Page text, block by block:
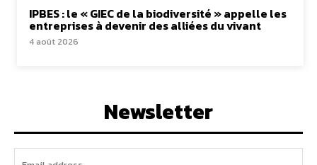
IPBES : le « GIEC de la biodiversité » appelle les
entreprises à devenir des alliées du vivant
4 août 2026
Newsletter